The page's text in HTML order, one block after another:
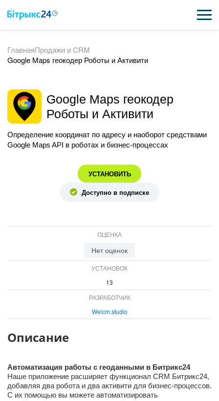
ВОЗМОЖНОСТИ
ИНТЕГРАЦИИ
ВНЕДРЕНИЕ
ПОЛЕЗНОЕ
ВХОД
ВХОД
ГлавнаяПродажи и CRM
Google Maps геокодер Роботы и Активити
Google Maps геокодер
Роботы и Активити
Определение координат по адресу и наоборот средствами
Google Maps API в роботах и бизнес-процессах
УСТАНОВИТЬ
Доступно в подписке
ОЦЕНКА
Нет оценок
УСТАНОВОК
13
РАЗРАБОТЧИК
Welcm.studio
Описание
Автоматизация работы с геоданными в Битрикс24
Наше приложение расширяет функционал CRM Битрикс24,
добавляя два робота и два активити для бизнес-процессов.
С их помощью вы можете автоматизировать